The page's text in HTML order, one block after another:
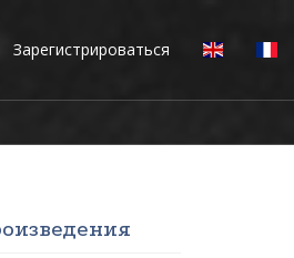
Зарегистрироваться